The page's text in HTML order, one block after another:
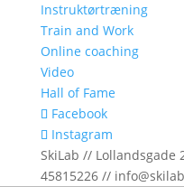
Instruktørtræning
Train and Work
Online coaching
Video
Hall of Fame
Facebook
Instagram
SkiLab // Lollandsgade
45815226 //